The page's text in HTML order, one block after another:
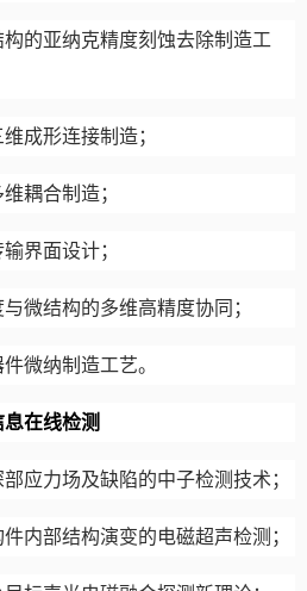
的亚纳克精度刻蚀去除制造工
成形连接制造；
耦合制造；
界面设计；
微结构的多维高精度协同；
微纳制造工艺。
在线检测
应力场及缺陷的中子检测技术；
内部结构演变的电磁超声检测；